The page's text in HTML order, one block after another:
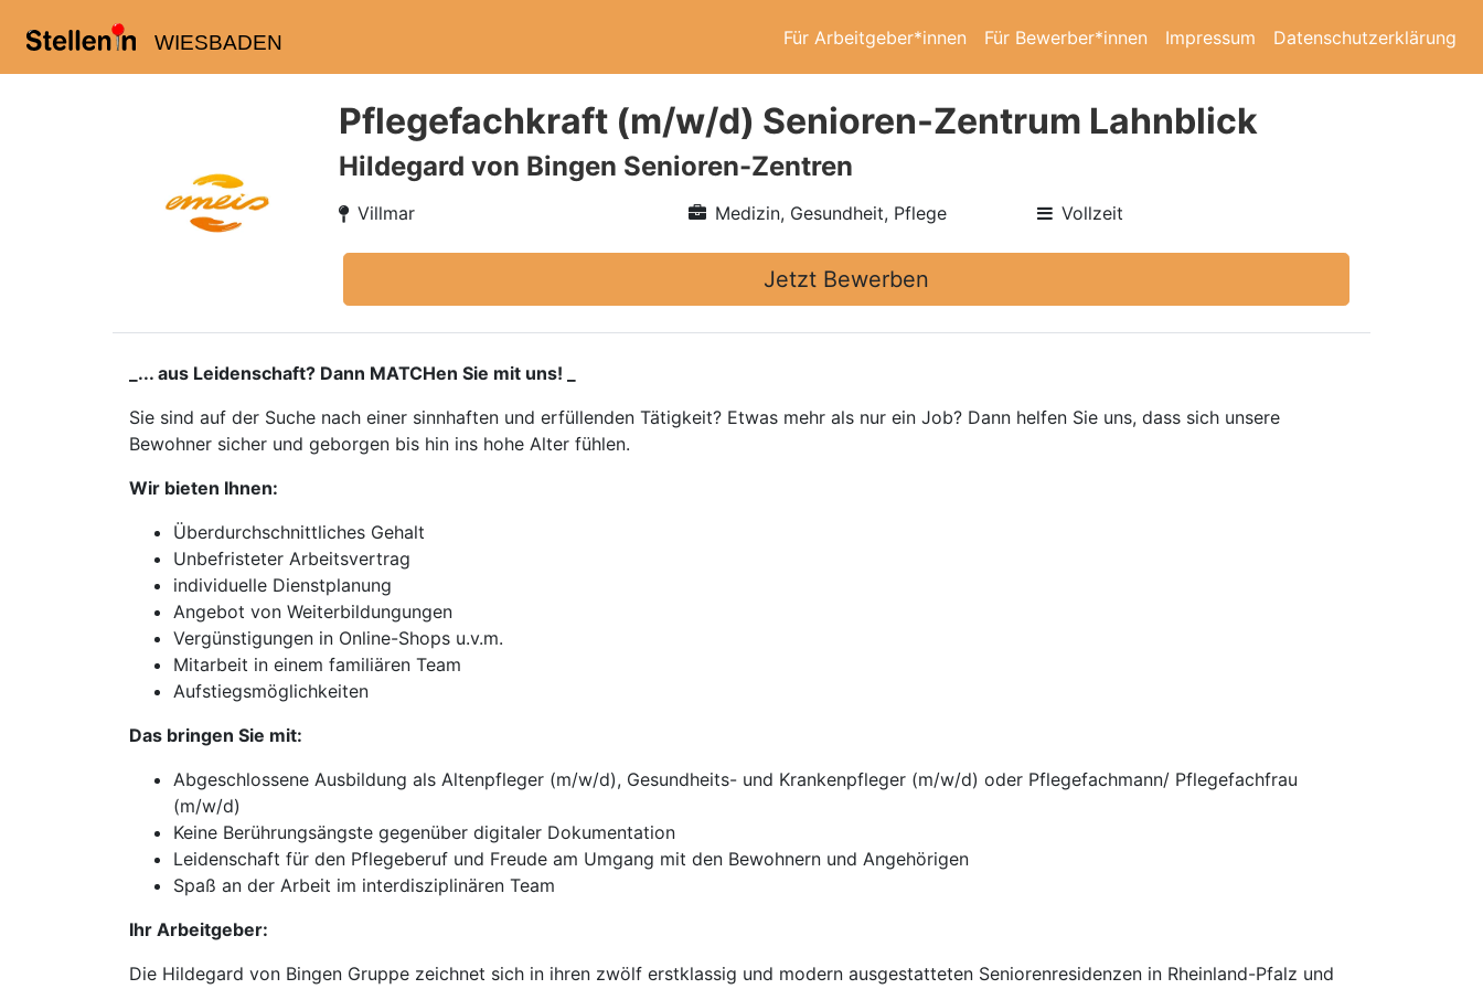
WIESBADEN Für Arbeitgeber*innen Für Bewerber*innen Impressum Datenschutzerklärung
Pflegefachkraft (m/w/d) Senioren-Zentrum Lahnblick
Hildegard von Bingen Senioren-Zentren
Villmar Medizin, Gesundheit, Pflege Vollzeit
Jetzt Bewerben
_... aus Leidenschaft? Dann MATCHen Sie mit uns! _
Sie sind auf der Suche nach einer sinnhaften und erfüllenden Tätigkeit? Etwas mehr als nur ein Job? Dann helfen Sie uns, dass sich unsere
Bewohner sicher und geborgen bis hin ins hohe Alter fühlen.
Wir bieten Ihnen:
Überdurchschnittliches Gehalt
Unbefristeter Arbeitsvertrag
individuelle Dienstplanung
Angebot von Weiterbildungungen
Vergünstigungen in Online-Shops u.v.m.
Mitarbeit in einem familiären Team
Aufstiegsmöglichkeiten
Das bringen Sie mit:
Abgeschlossene Ausbildung als Altenpfleger (m/w/d), Gesundheits- und Krankenpfleger (m/w/d) oder Pflegefachmann/ Pflegefachfrau
(m/w/d)
Keine Berührungsängste gegenüber digitaler Dokumentation
Leidenschaft für den Pflegeberuf und Freude am Umgang mit den Bewohnern und Angehörigen
Spaß an der Arbeit im interdisziplinären Team
Ihr Arbeitgeber:
Die Hildegard von Bingen Gruppe zeichnet sich in ihren zwölf erstklassig und modern ausgestatteten Seniorenresidenzen in Rheinland-Pfalz und